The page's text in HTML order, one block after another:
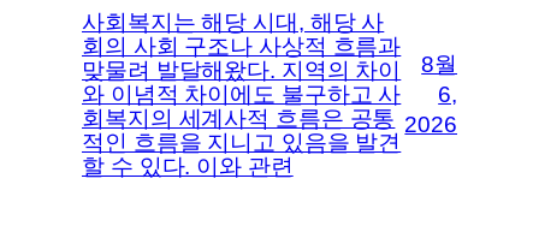
사회복지는 해당 시대, 해당 사
회의 사회 구조나 사상적 흐름과
맞물려 발달해왔다. 지역의 차이
와 이념적 차이에도 불구하고 사
회복지의 세계사적 흐름은 공통
적인 흐름을 지니고 있음을 발견
할 수 있다. 이와 관련
8월
6,
2026